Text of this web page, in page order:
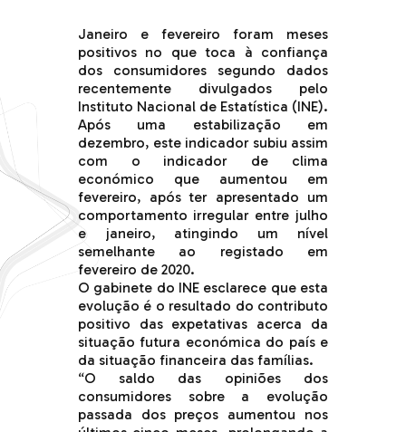
Janeiro e fevereiro foram meses
positivos no que toca à confiança
dos consumidores segundo dados
recentemente divulgados pelo
Instituto Nacional de Estatística (INE).
Após uma estabilização em
dezembro, este indicador subiu assim
com o indicador de clima
económico que aumentou em
fevereiro, após ter apresentado um
comportamento irregular entre julho
e janeiro, atingindo um nível
semelhante ao registado em
fevereiro de 2020.
O gabinete do INE esclarece que esta
evolução é o resultado do contributo
positivo das expetativas acerca da
situação futura económica do país e
da situação financeira das famílias.
“O saldo das opiniões dos
consumidores sobre a evolução
passada dos preços aumentou nos